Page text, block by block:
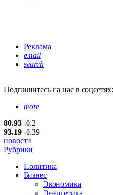
Реклама
email
search
Подпишитесь на нас в соцсетях:
more
80.93 -0.2
93.19 -0.39
новости
Рубрики
Политика
Бизнес
Экономика
Энергетика